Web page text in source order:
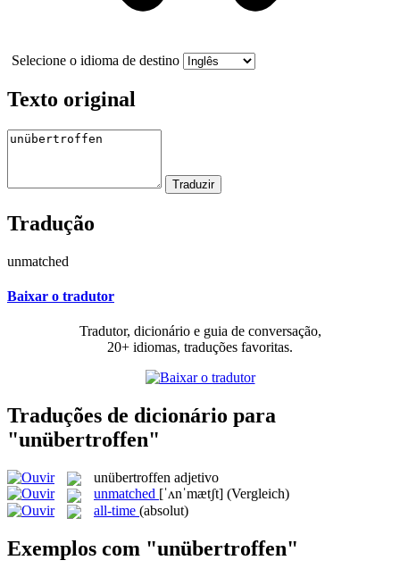
Selecione o idioma de destino
Texto original
Tradução
unmatched
Baixar o tradutor
Tradutor, dicionário e guia de conversação,
20+ idiomas, traduções favoritas.
Traduções de dicionário para
"unübertroffen"
unübertroffen adjetivo
unmatched [ˈʌnˈmætʃt] (Vergleich)
all-time (absolut)
Exemplos com "unübertroffen"